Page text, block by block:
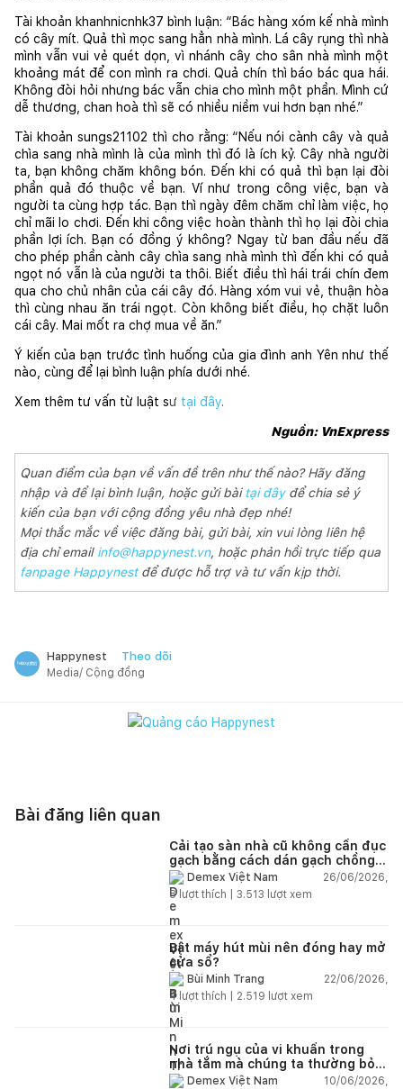
Tài khoản khanhnicnhk37 bình luận: “Bác hàng xóm kế nhà mình
có cây mít. Quả thì mọc sang hẳn nhà mình. Lá cây rụng thì nhà
mình vẫn vui vẻ quét dọn, vì nhánh cây cho sân nhà mình một
khoảng mát để con mình ra chơi. Quả chín thì báo bác qua hái.
Không đòi hỏi nhưng bác vẫn chia cho mình một phần. Mình cứ
dễ thương, chan hoà thì sẽ có nhiều niềm vui hơn bạn nhé.”
Tài khoản sungs21102 thì cho rằng: “Nếu nói cành cây và quả
chìa sang nhà mình là của mình thì đó là ích kỷ. Cây nhà người
ta, bạn không chăm không bón. Đến khi có quả thì bạn lại đòi
phần quả đó thuộc về bạn. Ví như trong công việc, bạn và
người ta cùng hợp tác. Bạn thì ngày đêm chăm chỉ làm việc, họ
chỉ mãi lo chơi. Đến khi công việc hoàn thành thì họ lại đòi chia
phần lợi ích. Bạn có đồng ý không? Ngay từ ban đầu nếu đã
cho phép phần cành cây chìa sang nhà mình thì đến khi có quả
ngọt nó vẫn là của người ta thôi. Biết điều thì hái trái chín đem
qua cho chủ nhân của cái cây đó. Hàng xóm vui vẻ, thuận hòa
thì cùng nhau ăn trái ngọt. Còn không biết điều, họ chặt luôn
cái cây. Mai mốt ra chợ mua về ăn.”
Ý kiến của bạn trước tình huống của gia đình anh Yên như thế
nào, cùng để lại bình luận phía dưới nhé.
Xem thêm tư vấn từ luật sư tại đây.
Nguồn: VnExpress
Quan điểm của bạn về vấn đề trên như thế nào? Hãy đăng
nhập và để lại bình luận, hoặc gửi bài tại đâyđể chia sẻ ý
kiến của bạn với cộng đồng yêu nhà đẹp nhé!
Mọi thắc mắc về việc đăng bài, gửi bài, xin vui lòng liên hệ
địa chỉ email info@happynest.vn, hoặc phản hồi trực tiếp qua
fanpage Happynestđể được hỗ trợ và tư vấn kịp thời.
Happynest Theo dõi
Media/ Cộng đồng
Bài đăng liên quan
Cải tạo sàn nhà cũ không cần đục
gạch bằng cách dán gạch chồng
gạch có được không?
Demex Việt Nam
26/06/2026,
8lượt thích | 3.513 lượt xem
Bật máy hút mùi nên đóng hay mở
cửa sổ?
Bùi Minh Trang
22/06/2026,
4lượt thích | 2.519 lượt xem
Nơi trú ngụ của vi khuẩn trong
nhà tắm mà chúng ta thường bỏ
quaDemex Việt Nam
10/06/2026,